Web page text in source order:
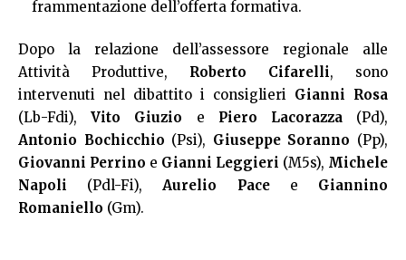
frammentazione dell’offerta formativa.
Dopo la relazione dell’assessore regionale alle
Attività Produttive, Roberto Cifarelli, sono
intervenuti nel dibattito i consiglieri Gianni Rosa
(Lb-Fdi),Vito Giuzio e Piero Lacorazza(Pd),
Antonio Bochicchio (Psi), Giuseppe Soranno (Pp),
Giovanni Perrino e Gianni Leggieri (M5s), Michele
Napoli (Pdl-Fi),Aurelio Pacee Giannino
Romaniello (Gm).